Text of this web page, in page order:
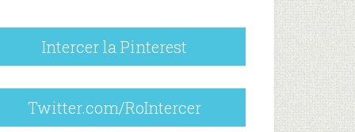
Intercer la Pinterest
Twitter.com/RoIntercer